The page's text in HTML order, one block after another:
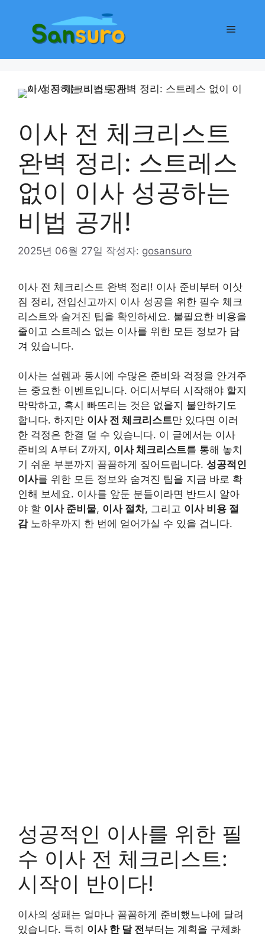
메
이사 전 체크리스트
완벽 정리: 스트레스
없이 이사 성공하는
비법 공개!
2025년 06월 27일 작성자: gosansuro
이사 전 체크리스트 완벽 정리! 이사 준비부터 이삿
짐 정리, 전입신고까지 이사 성공을 위한 필수 체크
리스트와 숨겨진 팁을 확인하세요. 불필요한 비용을
줄이고 스트레스 없는 이사를 위한 모든 정보가 담
겨 있습니다.
이사는 설렘과 동시에 수많은 준비와 걱정을 안겨주
는 중요한 이벤트입니다. 어디서부터 시작해야 할지
막막하고, 혹시 빠뜨리는 것은 없을지 불안하기도
합니다. 하지만 이사 전 체크리스트만 있다면 이러
한 걱정은 한결 덜 수 있습니다. 이 글에서는 이사
준비의 A부터 Z까지, 이사 체크리스트를 통해 놓치
기 쉬운 부분까지 꼼꼼하게 짚어드립니다. 성공적인
이사를 위한 모든 정보와 숨겨진 팁을 지금 바로 확
인해 보세요. 이사를 앞둔 분들이라면 반드시 알아
야 할 이사 준비물, 이사 절차, 그리고 이사 비용 절
감노하우까지 한 번에 얻어가실 수 있을 겁니다.
성공적인 이사를 위한 필
수 이사 전 체크리스트:
시작이 반이다!
이사의 성패는 얼마나 꼼꼼하게 준비했느냐에 달려
있습니다. 특히 이사 한 달 전부터는 계획을 구체화